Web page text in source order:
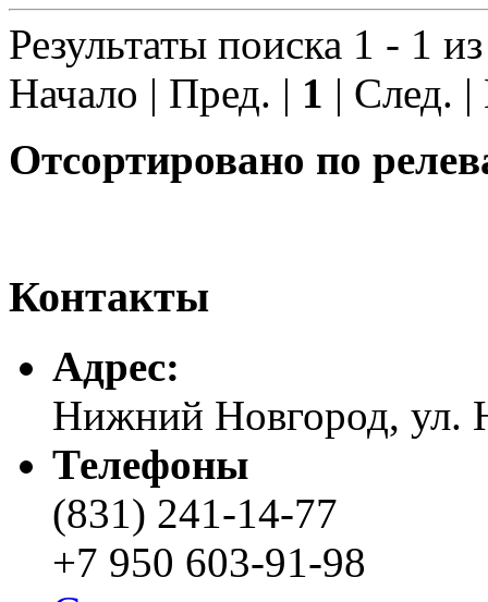
Результаты поиска 1 - 1
Начало | Пред. | 1 | След.
Отсортировано по
Контакты
Адреc:
Нижний Новгород, ул.
Телефоны
(831) 241-14-77
+7 950 603-91-98